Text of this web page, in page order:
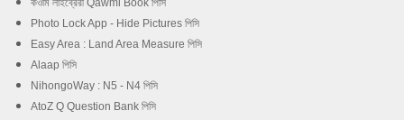
কওমি লাইব্রেরী Qawmi Book পিসি
Photo Lock App - Hide Pictures পিসি
Easy Area : Land Area Measure পিসি
Alaap পিসি
NihongoWay : N5 - N4 পিসি
AtoZ Q Question Bank পিসি